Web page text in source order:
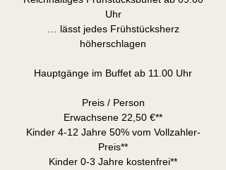
Uhr
… lässt jedes Frühstücksherz
höherschlagen
Hauptgänge im Buffet ab 11.00 Uhr
Preis / Person
Erwachsene 22,50 €**
Kinder 4-12 Jahre 50% vom Vollzahler-
Preis**
Kinder 0-3 Jahre kostenfrei**